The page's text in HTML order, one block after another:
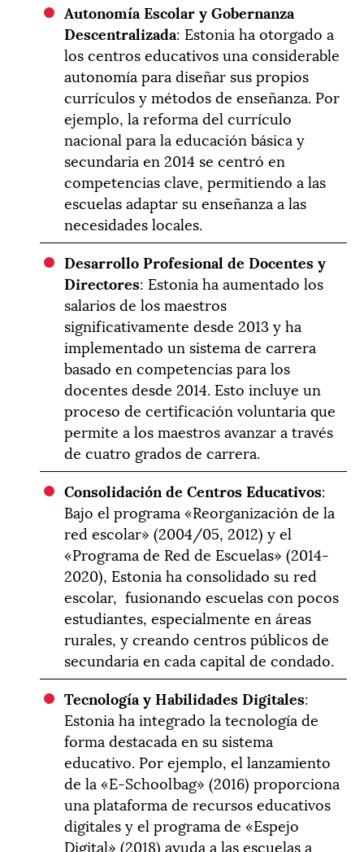
Autonomía Escolar y Gobernanza
Descentralizada: Estonia ha otorgado a
los centros educativos una considerable
autonomía para diseñar sus propios
currículos y métodos de enseñanza. Por
ejemplo, la reforma del currículo
nacional para la educación básica y
secundaria en 2014 se centró en
competencias clave, permitiendo a las
escuelas adaptar su enseñanza a las
necesidades locales.
Desarrollo Profesional de Docentes y
Directores: Estonia ha aumentado los
salarios de los maestros
significativamente desde 2013 y ha
implementado un sistema de carrera
basado en competencias para los
docentes desde 2014. Esto incluye un
proceso de certificación voluntaria que
permite a los maestros avanzar a través
de cuatro grados de carrera.
Consolidación de Centros Educativos:
Bajo el programa «Reorganización de la
red escolar» (2004/05, 2012) y el
«Programa de Red de Escuelas» (2014-
2020), Estonia ha consolidado su red
escolar, fusionando escuelas con pocos
estudiantes, especialmente en áreas
rurales, y creando centros públicos de
secundaria en cada capital de condado.
Tecnología y Habilidades Digitales:
Estonia ha integrado la tecnología de
forma destacada en su sistema
educativo. Por ejemplo, el lanzamiento
de la «E-Schoolbag» (2016) proporciona
una plataforma de recursos educativos
digitales y el programa de «Espejo
Digital» (2018) ayuda a las escuelas a